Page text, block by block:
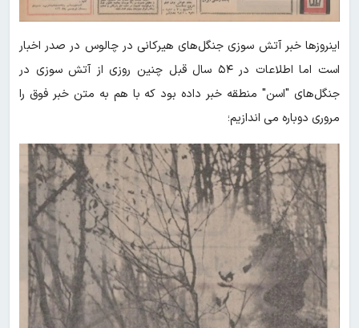
اینروزها خبر آتش سوزی جنگل‌های هیرکانی در چالوس در صدر اخبار
است اما اطلاعات در ۵۴ سال قبل چنین روزی از آتش سوزی در
جنگل‌های "اسن" منطقه خبر داده بود که با هم به متن خبر فوق را
مروری دوباره می اندازیم‌؛